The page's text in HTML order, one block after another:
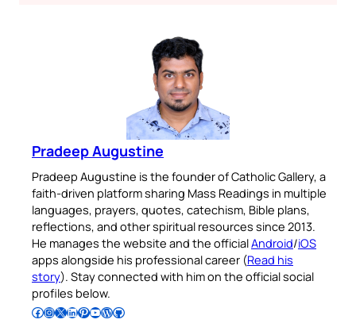
Pradeep Augustine
Pradeep Augustine is the founder of Catholic Gallery, a
faith-driven platform sharing Mass Readings in multiple
languages, prayers, quotes, catechism, Bible plans,
reflections, and other spiritual resources since 2013.
He manages the website and the officialAndroid/iOS
apps alongside his professional career (Read his
story). Stay connected with him on the official social
profiles below.
Follow Pradeep on Facebook Follow Pradeep on InstagramFollow Pradeep on X Follow Pradeep on LinkedIn Follow Pradeep on Pinterest Subscribe to Pradeep’s Youtube Channel Follow Pradeep on WordPress Follow Pradeep on GitHub